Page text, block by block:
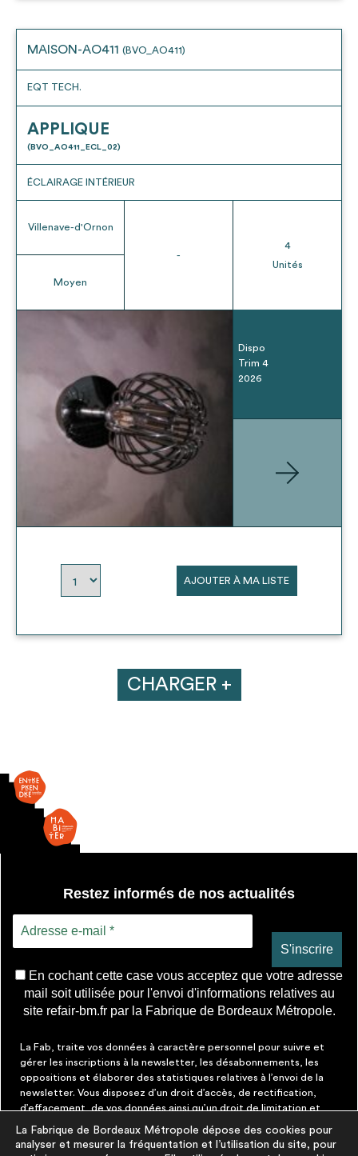
MAISON-AO411 (BVO_AO411)
EQT TECH.
APPLIQUE
(BVO_AO411_ECL_02)
ÉCLAIRAGE INTÉRIEUR
Villenave-d'Ornon
Moyen
-
4
Unités
Dispo
Trim 4
2026
AJOUTER À MA LISTE
CHARGER +
Restez informés de nos actualités
En cochant cette case vous acceptez que votre adresse
mail soit utilisée pour l'envoi d'informations relatives au
site refair-bm.fr par la Fabrique de Bordeaux Métropole.
La Fab, traite vos données à caractère personnel pour suivre et
gérer les inscriptions à la newsletter, les désabonnements, les
oppositions et élaborer des statistiques relatives à l’envoi de la
newsletter. Vous disposez d’un droit d’accès, de rectification,
d’effacement, de vos données ainsi qu’un droit de limitation et
moment faire cesser ces communications en cliquant sur le lien de
désinscription figurant dans chaque message. Vous pouvez
La Fabrique de Bordeaux Métropole dépose des cookies pour
analyser et mesurer la fréquentation et l’utilisation du site, pour